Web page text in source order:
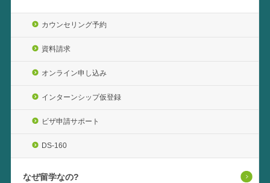
カウンセリング予約
資料請求
オンライン申し込み
インターンシップ仮登録
ビザ申請サポート
DS-160
なぜ留学なの?